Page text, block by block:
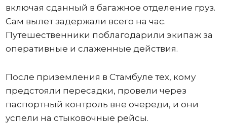
включая сданный в багажное отделение груз.
Сам вылет задержали всего на час.
Путешественники поблагодарили экипаж за
оперативные и слаженные действия.
После приземления в Стамбуле тех, кому
предстояли пересадки, провели через
паспортный контроль вне очереди, и они
успели на стыковочные рейсы.